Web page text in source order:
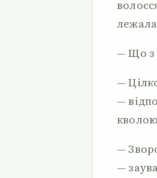
— Що з
—
—
—
—